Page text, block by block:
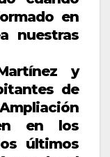
en
nuestras
y
de
en los
últimos